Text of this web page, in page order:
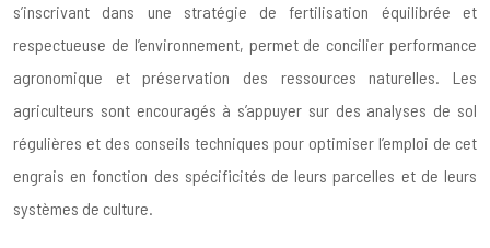
s’inscrivant dans une stratégie de fertilisation équilibrée et
respectueuse de l’environnement, permet de concilier performance
agronomique et préservation des ressources naturelles. Les
agriculteurs sont encouragés à s’appuyer sur des analyses de sol
régulières et des conseils techniques pour optimiser l’emploi de cet
engrais en fonction des spécificités de leurs parcelles et de leurs
systèmes de culture.